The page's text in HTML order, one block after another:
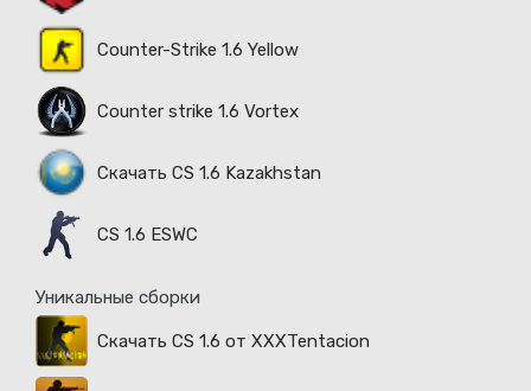
Counter-Strike 1.6 Yellow
Counter strike 1.6 Vortex
Скачать CS 1.6 Kazakhstan
CS 1.6 ESWC
Уникальные сборки
Скачать CS 1.6 от XXXTentacion